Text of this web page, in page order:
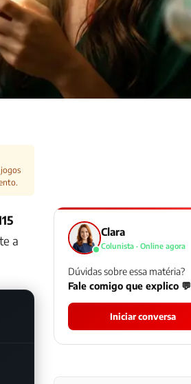
a
Clara
Colunista · Online agora
Dúvidas sobre essa matéria?
Fale comigo que explico 💬
Iniciar conversa